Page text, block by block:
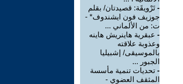
- تَرْويقَة: قصيدتان/ بقلم
جوزيف فون ايشندوف* -
ت: من الألماني ...
- عبقرية هاينريش هاينه
وعذوبة علاقته
بالموسيقى/ إشبيليا
الجبور ...
- تحديات تنمية مأسسة
المثقف العضوي -